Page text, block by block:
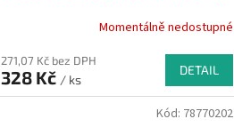
Momentálně nedostupné
271,07 Kč bez DPH
328 Kč / ks
DETAIL
Kód: 78770202